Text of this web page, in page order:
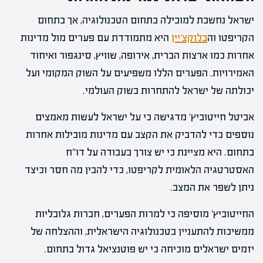
ישראל נחשבת למובילה בתחום הטכנולוגיה, אך בתחום
הקריפטו והבלוקצ'יין היא מתמודדת עם פערים מול מדינות
אחרות כמו ארצות הברית, אירופה, שוויץ, סינגפור ואיחוד
האמירויות. הפערים הללו משפיעים על השוק המקומי ועל
יכולתה של ישראל להתחרות בשוק העולמי.
אביטל חייטוביץ' מדגישה כי על ישראל לעשות מאמצים
נוספים כדי להדביק את הקצב עם מדינות מובילות אחרות
בתחום. היא מציינת כי יש צורך בעבודה על דו"ח
האסטרטגיה הלאומית לקריפטו, כדי להבין מה חסר וכיצד
ניתן לשפר את המצב.
החייטוביץ' מוסיפה כי למרות הפערים, חברות גלובליות
ממשיכות להתעניין בטכנולוגיה הישראלית, וההצלחה של
יזמים ישראלים מוכיחה כי יש פוטנציאל גדול בתחום.